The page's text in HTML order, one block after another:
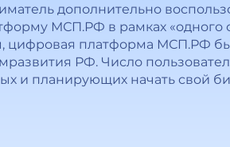
дополнительно
МСП.РФ в рамках «одного
цифровая платформа МСП.РФ
РФ. Число
и планирующих начать свой